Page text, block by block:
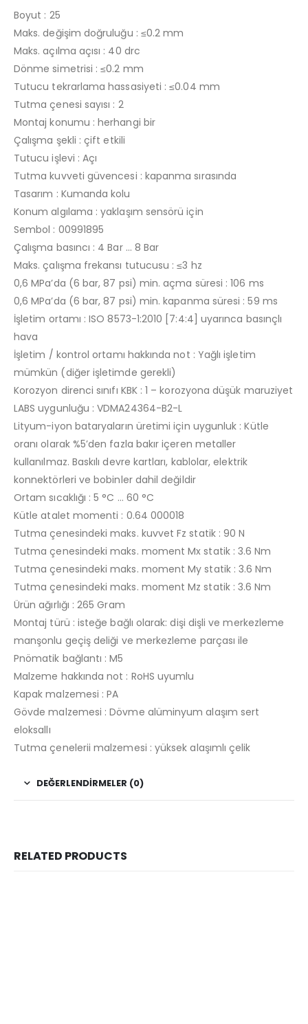
Boyut : 25
Maks. değişim doğruluğu : ≤0.2 mm
Maks. açılma açısı : 40 drc
Dönme simetrisi : ≤0.2 mm
Tutucu tekrarlama hassasiyeti : ≤0.04 mm
Tutma çenesi sayısı : 2
Montaj konumu : herhangi bir
Çalışma şekli : çift etkili
Tutucu işlevi : Açı
Tutma kuvveti güvencesi : kapanma sırasında
Tasarım : Kumanda kolu
Konum algılama : yaklaşım sensörü için
Sembol : 00991895
Çalışma basıncı : 4 Bar … 8 Bar
Maks. çalışma frekansı tutucusu : ≤3 hz
0,6 MPa’da (6 bar, 87 psi) min. açma süresi : 106 ms
0,6 MPa’da (6 bar, 87 psi) min. kapanma süresi : 59 ms
İşletim ortamı : ISO 8573-1:2010 [7:4:4] uyarınca basınçlı
hava
İşletim / kontrol ortamı hakkında not : Yağlı işletim
mümkün (diğer işletimde gerekli)
Korozyon direnci sınıfı KBK : 1 – korozyona düşük maruziyet
LABS uygunluğu : VDMA24364-B2-L
Lityum-iyon bataryaların üretimi için uygunluk : Kütle
oranı olarak %5’den fazla bakır içeren metaller
kullanılmaz. Baskılı devre kartları, kablolar, elektrik
konnektörleri ve bobinler dahil değildir
Ortam sıcaklığı : 5 °C … 60 °C
Kütle atalet momenti : 0.64 000018
Tutma çenesindeki maks. kuvvet Fz statik : 90 N
Tutma çenesindeki maks. moment Mx statik : 3.6 Nm
Tutma çenesindeki maks. moment My statik : 3.6 Nm
Tutma çenesindeki maks. moment Mz statik : 3.6 Nm
Ürün ağırlığı : 265 Gram
Montaj türü : isteğe bağlı olarak: dişi dişli ve merkezleme
manşonlu geçiş deliği ve merkezleme parçası ile
Pnömatik bağlantı : M5
Malzeme hakkında not : RoHS uyumlu
Kapak malzemesi : PA
Gövde malzemesi : Dövme alüminyum alaşım sert
eloksallı
Tutma çenelerii malzemesi : yüksek alaşımlı çelik
DEĞERLENDIRMELER (0)
RELATED PRODUCTS